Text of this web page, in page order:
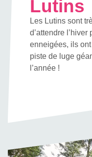
Lutins
Les Lutins sont
d’attendre
enneigées, ils
piste de luge
l’année !